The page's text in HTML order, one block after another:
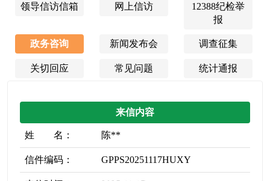
领导信访信箱 网上信访
12388纪检举
报
政务咨询 新闻发布会 调查征集
关切回应 常见问题 统计通报
来信内容
姓 名： 陈**
信件编码： GPPS20251117HUXY